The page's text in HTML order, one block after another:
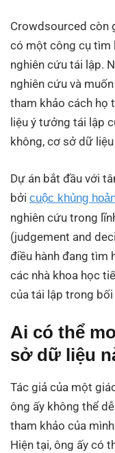
Crowdsourced còn
có một công cụ tìm
nghiên cứu tái lập.
nghiên cứu và
tham khảo cách họ
liệu ý tưởng tái lập
không, cơ sở dữ
Dự án bắt đầu với
bởi cuộc khủng
nghiên cứu trong
(judgement and
điều hành đang tìm
các nhà khoa học
của tái lập trong bối
Ai có thể
sở dữ liệu
Tác giả của một
ông ấy không thể
tham khảo của
Hiện tại, ông ấy có